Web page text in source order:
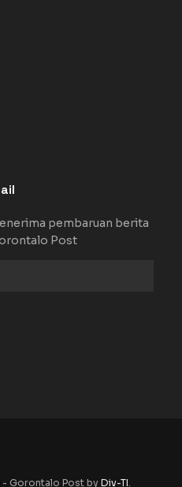
pembaruan berita
Post
- Gorontalo Post by Div-TI.